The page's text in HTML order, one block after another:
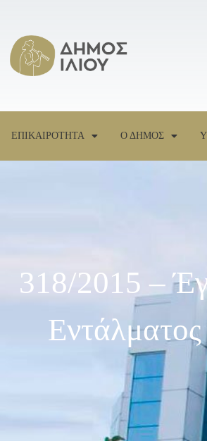
ΕΠΙΚΑΙΡΟΤΗΤΑ Ο ΔΗΜΟΣ
318/2015 –